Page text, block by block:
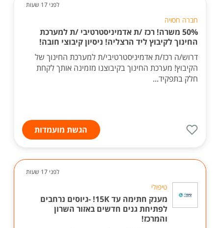
לפני 17 שעות
חברה חסויה
50% משרה! רכז /ת אדמיניסטרטיבי /ת למערכת
החינוך לקיבוץ ליד הרצליה! ניסיון קיבוצי חובה!
דרוש/ה רכז/ת אדמיניסטרטיבי/ת למערכת החינוך של
הקיבוץ! מערכת החינוך בקיבוצנו מזמינה אותך לקחת
חלק בתפקיד...
הגשת מועמדות
לפני 17 שעות
טיפולי
מענק חתימה עד 15K! -גיוסים נרחבים
לפתיחת גנים חדשים באזור השרון
והמרכז!